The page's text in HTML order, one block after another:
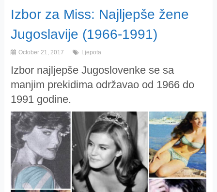
Izbor za Miss: Najljepše žene
Jugoslavije (1966-1991)
October 21, 2017 Ljepota
Izbor najljepše Jugoslovenke se sa
manjim prekidima održavao od 1966 do
1991 godine.